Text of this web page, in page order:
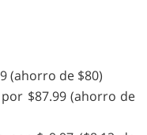
(ahorro de $80)
$87.99 (ahorro de